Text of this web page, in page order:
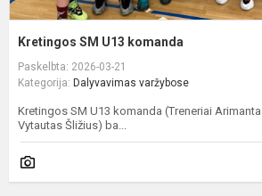
Kretingos SM U13 komanda
Paskelbta: 2026-03-21
Kategorija: Dalyvavimas varžybose
Kretingos SM U13 komanda (Treneriai
Vytautas Šližius) ba...